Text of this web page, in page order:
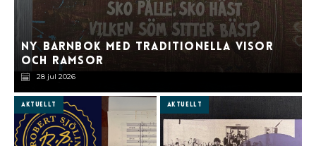
Ny barnbok med traditionella visor
och ramsor
28 jul 2026
Aktuellt Aktuellt